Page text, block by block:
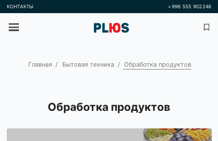
КОНТАКТЫ +996 555
Бытовая техника Обработка продуктов